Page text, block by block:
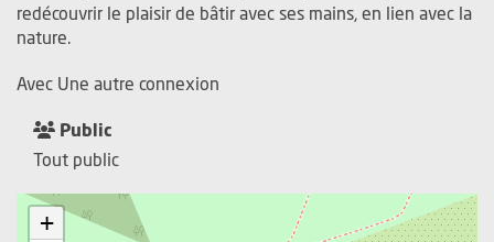
redécouvrir le plaisir de bâtir avec ses mains, en lien avec la
nature.
Avec Une autre connexion
Public
Tout public
+